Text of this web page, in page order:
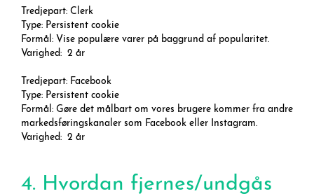
Tredjepart: Clerk
Type: Persistent cookie
Formål: Vise populære varer på baggrund af popularitet.
Varighed: 2 år
Tredjepart: Facebook
Type: Persistent cookie
Formål: Gøre det målbart om vores brugere kommer fra andre
markedsføringskanaler som Facebook eller Instagram.
Varighed: 2 år
4. Hvordan fjernes/undgås